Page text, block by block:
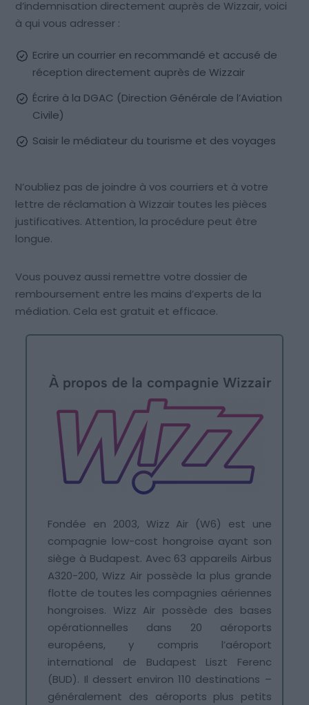
d’indemnisation directement auprès de Wizzair, voici
à qui vous adresser :
Ecrire un courrier en recommandé et accusé de
réception directement auprès de Wizzair
Écrire à la DGAC (Direction Générale de l’Aviation
Civile)
Saisir le médiateur du tourisme et des voyages
N’oubliez pas de joindre à vos courriers et à votre
lettre de réclamation à Wizzair toutes les pièces
justificatives. Attention, la procédure peut être
longue.
Vous pouvez aussi remettre votre dossier de
remboursement entre les mains d’experts de la
médiation. Cela est gratuit et efficace.
À propos de la compagnie Wizzair
Fondée en 2003, Wizz Air (W6) est une
compagnie low-cost hongroise ayant son
siège à Budapest. Avec 63 appareils Airbus
A320-200, Wizz Air possède la plus grande
flotte de toutes les compagnies aériennes
hongroises. Wizz Air possède des bases
opérationnelles dans 20 aéroports
européens, y compris l’aéroport
international de Budapest Liszt Ferenc
(BUD). Il dessert environ 110 destinations –
généralement des aéroports plus petits